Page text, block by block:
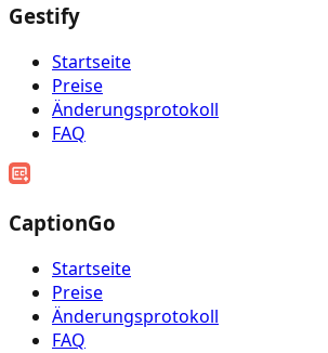
Gestify
Startseite
Preise
Änderungsprotokoll
FAQ
CaptionGo
Startseite
Preise
Änderungsprotokoll
FAQ